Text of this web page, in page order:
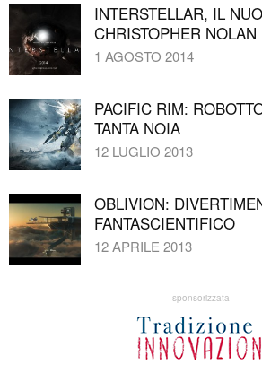
INTERSTELLAR, IL
CHRISTOPHER NOLAN
1 AGOSTO 2014
PACIFIC RIM:
TANTA NOIA
12 LUGLIO 2013
OBLIVION:
FANTASCIENTIFICO
12 APRILE 2013
sponsorizzata